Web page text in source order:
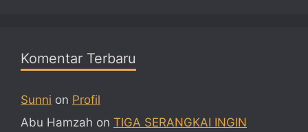
Komentar Terbaru
Sunni on Profil
Abu Hamzah on TIGA SERANGKAI INGIN